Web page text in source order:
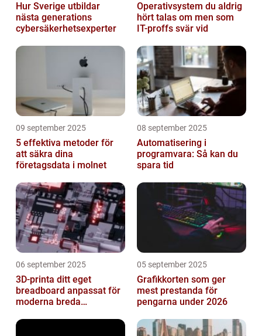
Hur Sverige utbildar
nästa generations
cybersäkerhetsexperter
Operativsystem du aldrig
hört talas om men som
IT-proffs svär vid
09 september 2025
5 effektiva metoder för
att säkra dina
företagsdata i molnet
08 september 2025
Automatisering i
programvara: Så kan du
spara tid
06 september 2025
3D-printa ditt eget
breadboard anpassat för
moderna breda
05 september 2025
Grafikkorten som ger
mest prestanda för
pengarna under 2026